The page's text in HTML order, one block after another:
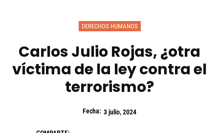
DERECHOS HUMANOS
Carlos Julio Rojas, ¿otra
víctima de la ley contra el
terrorismo?
Fecha: 3 julio, 2024